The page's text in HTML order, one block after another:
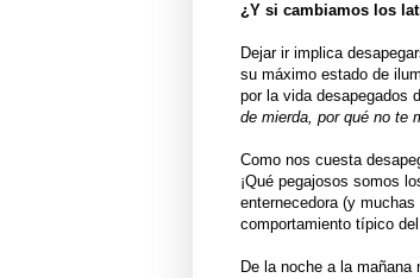
¿Y si cambiamos los
Dejar ir implica
su máximo estado de
por la vida desapegados
de mierda, por qué no te
Como nos cuesta
¡Qué pegajosos somos
enternecedora (y
comportamiento típico
De la noche a la